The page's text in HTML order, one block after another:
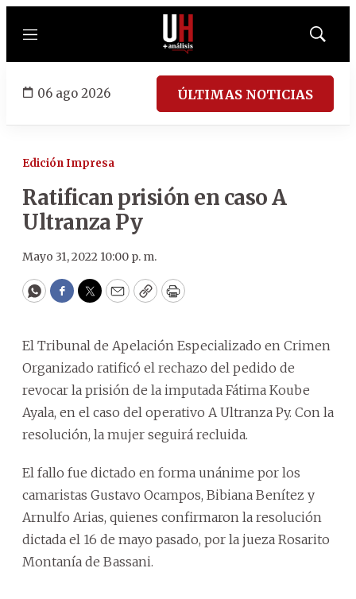
Menú
Mostrar
06 ago 2026 ÚLTIMAS NOTICIAS
Edición Impresa
Ratifican prisión en caso A
Ultranza Py
Mayo 31, 2022 10:00 p. m.
WhatsApp
Facebook
Twitter
EmailCopyPrint
El Tribunal de Apelación Especializado en Crimen
Organizado ratificó el rechazo del pedido de
revocar la prisión de la imputada Fátima Koube
Ayala, en el caso del operativo A Ultranza Py. Con la
resolución, la mujer seguirá recluida.
El fallo fue dictado en forma unánime por los
camaristas Gustavo Ocampos, Bibiana Benítez y
Arnulfo Arias, quienes confirmaron la resolución
dictada el 16 de mayo pasado, por la jueza Rosarito
Montanía de Bassani.